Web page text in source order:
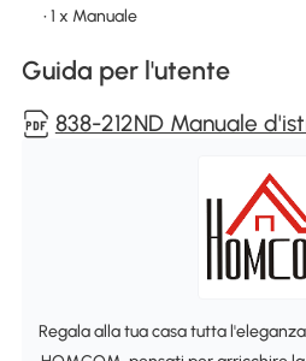
• 1 x Manuale
Guida per l'utente
838-212ND Manuale
Regala alla tua casa tutta